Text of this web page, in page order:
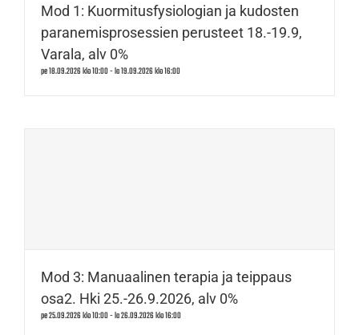
Mod 1: Kuormitusfysiologian ja kudosten
paranemisprosessien perusteet 18.-19.9,
Varala, alv 0%
pe 18.09.2026 klo 10:00-la 19.09.2026 klo 16:00
Mod 3: Manuaalinen terapia ja teippaus
osa2. Hki 25.-26.9.2026, alv 0%
pe 25.09.2026 klo 10:00-la 26.09.2026 klo 16:00